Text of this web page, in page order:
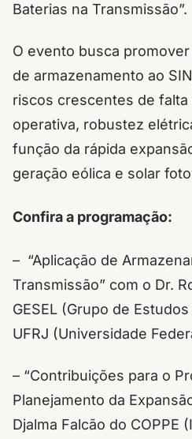
Baterias na Transmissão”.
O evento busca
de armazenamento ao
riscos crescentes de falta
operativa, robustez
função da rápida
geração eólica e solar
Confira a programação:
– “Aplicação de
Transmissão” com o Dr.
GESEL (Grupo de
UFRJ (Universidade
– “Contribuições para o
Planejamento da
Djalma Falcão do COPPE